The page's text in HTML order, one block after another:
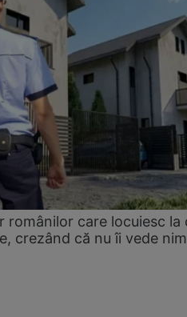
românilor care locuiesc la
crezând că nu îi vede